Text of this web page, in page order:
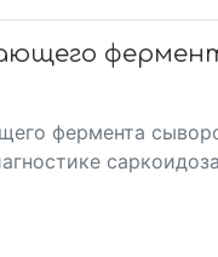
фермента